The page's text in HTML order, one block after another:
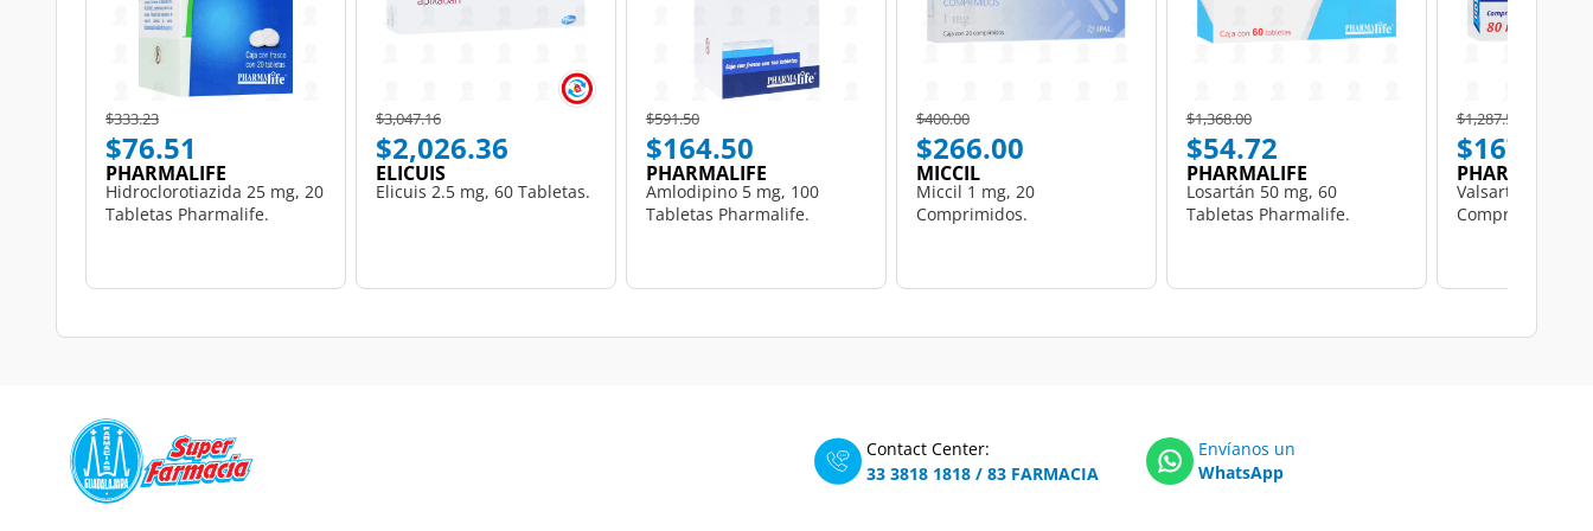
Price reduced from
$333.23to
$76.51
PHARMALIFE
Hidroclorotiazida 25 mg, 20
Tabletas Pharmalife.
Price reduced from
$3,047.16to
$2,026.36
ELICUIS
Elicuis 2.5 mg, 60 Tabletas.
Price reduced from
$591.50to
$164.50
PHARMALIFE
Amlodipino 5 mg, 100
Tabletas Pharmalife.
Price reduced from
$400.00to
$266.00
MICCIL
Miccil 1 mg, 20
Comprimidos.
Price reduced from
$1,368.00to
$54.72
PHARMALIFE
Losartán 50 mg, 60
Tabletas Pharmalife.
Price reduced from
$1,287.59
$167.52
PHARMALIFE
Valsartán 80 mg,
Comprimidos
Contact Center:
33 3818 1818 / 83 FARMACIA
Envíanos un
WhatsApp